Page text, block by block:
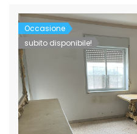
legno con doppi vetri di
Occasione
subito disponibile!